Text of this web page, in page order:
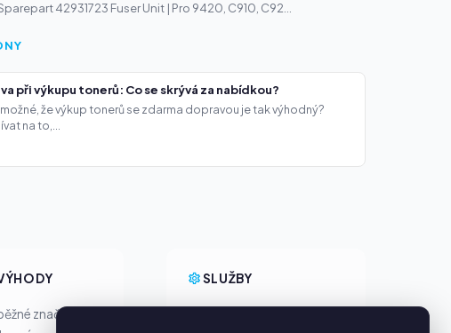
42931723 Fuser Unit | Pro 9420, C910, C92...
při výkupu tonerů: Co se skrývá za nabídkou?
že výkup tonerů se zdarma dopravou je tak výhodný?
na to,...
značky
SLUŽBY